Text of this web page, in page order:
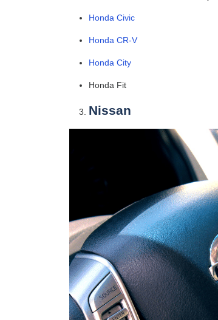
Honda Civic
Honda CR-V
Honda City
Honda Fit
Nissan